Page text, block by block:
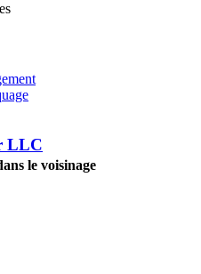
LLC
le voisinage